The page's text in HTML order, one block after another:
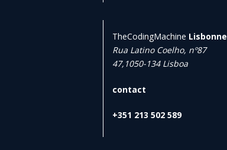
TheCodingMachine Lisbonne
Rua Latino Coelho, nº87
47,1050-134 Lisboa
contact
+351 213 502 589